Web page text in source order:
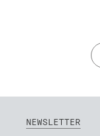
NEWSLETTER